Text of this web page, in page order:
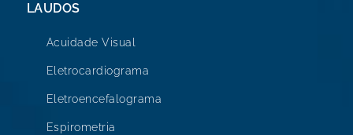
LAUDOS
Acuidade Visual
Eletrocardiograma
Eletroencefalograma
Espirometria